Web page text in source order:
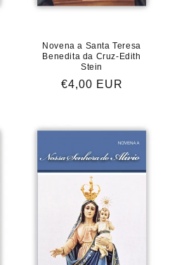
Novena a Santa Teresa
Benedita da Cruz-Edith
Stein
Preço
€4,00 EUR